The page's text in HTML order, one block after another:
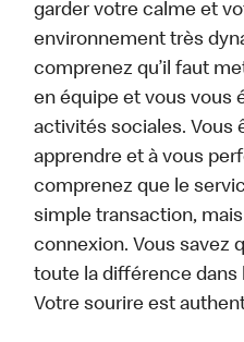
garder votre calme et
environnement très
comprenez qu’il faut
en équipe et vous vous
activités sociales. Vous
apprendre et à vous
comprenez que le
simple transaction,
connexion. Vous savez
toute la différence dans
Votre sourire est